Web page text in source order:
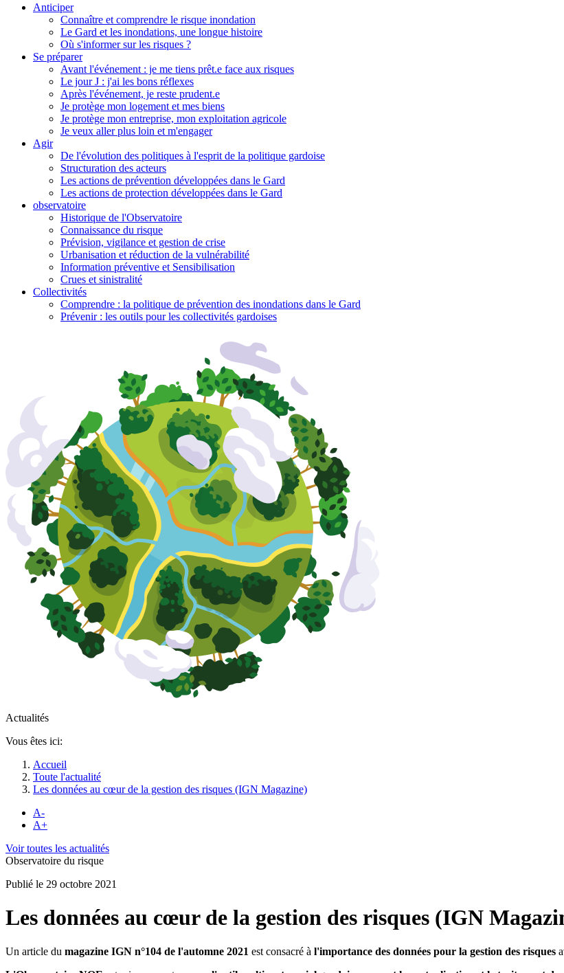
Anticiper
Connaître et comprendre le risque inondation
Le Gard et les inondations, une longue histoire
Où s'informer sur les risques ?
Se préparer
Avant l'événement : je me tiens prêt.e face aux risques
Le jour J : j'ai les bons réflexes
Après l'événement, je reste prudent.e
Je protège mon logement et mes biens
Je protège mon entreprise, mon exploitation agricole
Je veux aller plus loin et m'engager
Agir
De l'évolution des politiques à l'esprit de la politique gardoise
Structuration des acteurs
Les actions de prévention développées dans le Gard
Les actions de protection développées dans le Gard
observatoire
Historique de l'Observatoire
Connaissance du risque
Prévision, vigilance et gestion de crise
Urbanisation et réduction de la vulnérabilité
Information préventive et Sensibilisation
Crues et sinistralité
Collectivités
Comprendre : la politique de prévention des inondations dans le Gard
Prévenir : les outils pour les collectivités gardoises
Actualités
Vous êtes ici:
Accueil
Toute l'actualité
Les données au cœur de la gestion des risques (IGN Magazine)
A-
A+
Voir toutes les actualités
Observatoire du risque
Publié le 29 octobre 2021
Les données au cœur de la gestion des risques (IGN
Un article du magazine IGN n°104 de l'automne 2021 est consacré à l'importance des données pour la gestion des risques